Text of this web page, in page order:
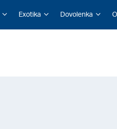
Exotika Dovolenka